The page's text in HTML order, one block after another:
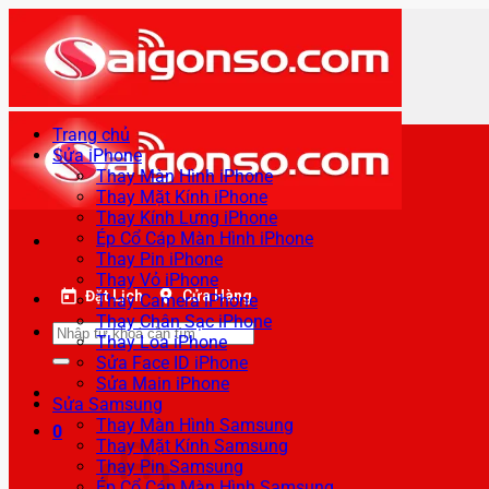
qua
nội
dung
Đặt Lịch Cửa Hàng
Tìm
kiếm:
0
Trang chủ
Sửa iPhone
Thay Màn Hình iPhone
Thay Mặt Kính iPhone
Thay Kính Lưng iPhone
Ép Cổ Cáp Màn Hình iPhone
Thay Pin iPhone
Thay Vỏ iPhone
Thay Camera iPhone
Thay Chân Sạc iPhone
Thay Loa iPhone
Sửa Face ID iPhone
Sửa Main iPhone
Sửa Samsung
Thay Màn Hình Samsung
Thay Mặt Kính Samsung
Thay Pin Samsung